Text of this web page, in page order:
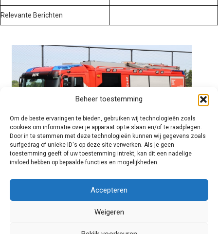
Beheer toestemming
Om de beste ervaringen te bieden, gebruiken wij technologieën zoals
cookies om informatie over je apparaat op te slaan en/of te raadplegen.
Door in te stemmen met deze technologieën kunnen wij gegevens zoals
surfgedrag of unieke ID's op deze site verwerken. Als je geen
toestemming geeft of uw toestemming intrekt, kan dit een nadelige
invloed hebben op bepaalde functies en mogelijkheden.
Accepteren
Weigeren
Relevante Berichten